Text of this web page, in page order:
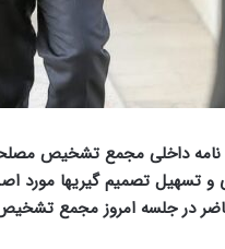
نامه داخلی مجمع تشخیص
و تسهیل تصمیم گیریها مورد
در جلسه امروز مجمع